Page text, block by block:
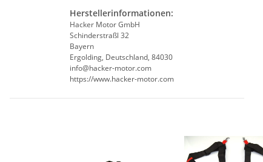
Herstellerinformationen:
Hacker Motor GmbH
Schinderstraßl 32
Bayern
Ergolding, Deutschland, 84030
info@hacker-motor.com
https://www.hacker-motor.com